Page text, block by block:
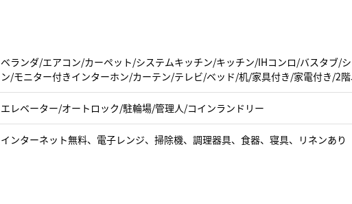
ベランダ/エアコン/カーペット/システムキッチン/キッチン/IHコンロ/バスタブ/
ン/モニター付きインターホン/カーテン/テレビ/ベッド/机/家具付き/家電付き/2
エレベーター/オートロック/駐輪場/管理人/コインランドリー
インターネット無料、電子レンジ、掃除機、調理器具、食器、寝具、リネンあり